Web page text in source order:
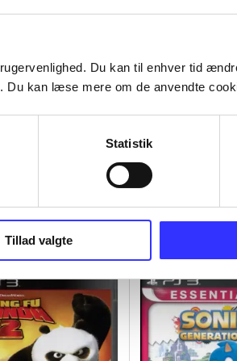
Du kan til enhver tid
kan læse mere om de anvendte
Statistik
Tillad valgte